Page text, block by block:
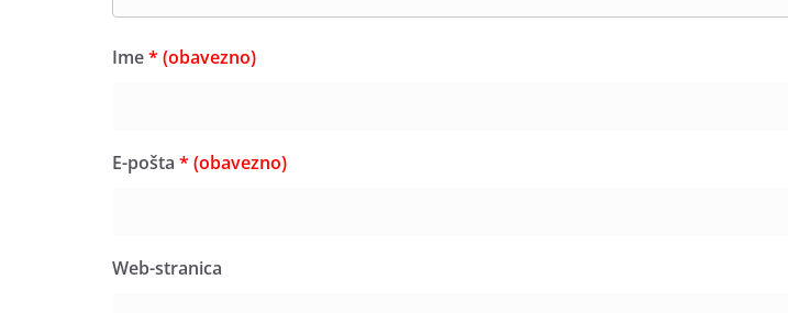
Ime* (obavezno)
E-pošta * (obavezno)
Web-stranica